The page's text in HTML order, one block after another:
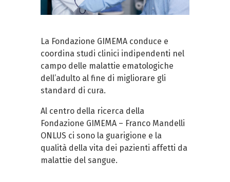
La Fondazione GIMEMA conduce e
coordina studi clinici indipendenti nel
campo delle malattie ematologiche
dell’adulto al fine di migliorare gli
standard di cura.
Al centro della ricerca della
Fondazione GIMEMA – Franco Mandelli
ONLUS ci sono la guarigione e la
qualità della vita dei pazienti affetti da
malattie del sangue.